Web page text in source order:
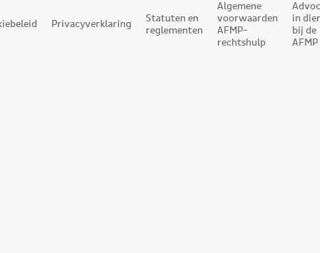
Privacyverklaring
Statuten en
reglementen
Algemene
voorwaarden
AFMP-
rechtshulp
in
bij de
AFMP